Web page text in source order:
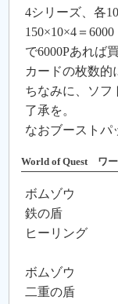
4シリーズ、各
150×10×4＝6000
で6000Pあれば
カードの枚数的
ちなみに、ソフ
了承を。
なおブーストパ
World of Quest ワー
ボムゾウ
鉄の盾
ヒーリング
ボムゾウ
二重の盾